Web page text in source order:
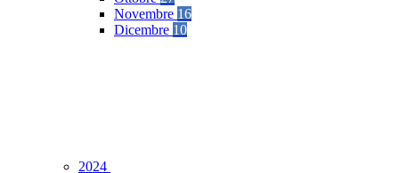
Novembre 16
Dicembre 10
2024